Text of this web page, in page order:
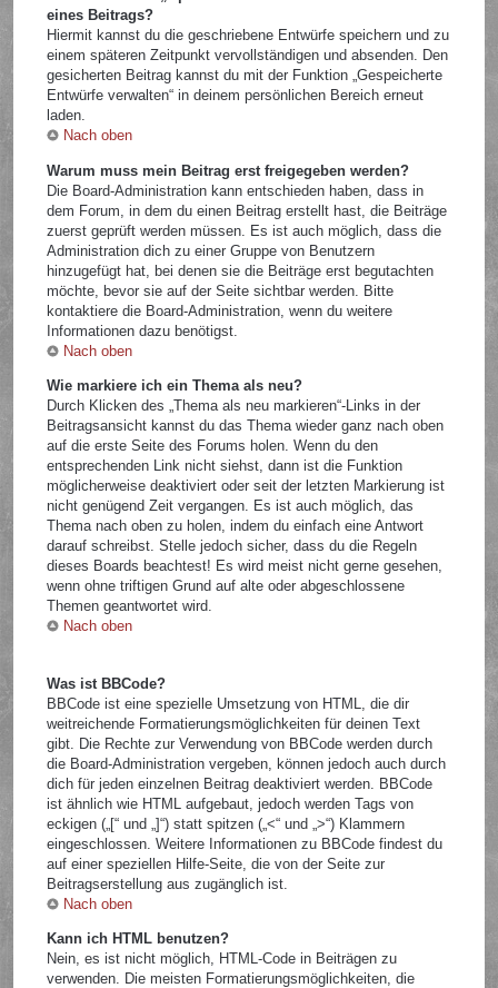
eines Beitrags?
Hiermit kannst du die geschriebene Entwürfe speichern und zu
einem späteren Zeitpunkt vervollständigen und absenden. Den
gesicherten Beitrag kannst du mit der Funktion „Gespeicherte
Entwürfe verwalten“ in deinem persönlichen Bereich erneut
laden.
Nach oben
Warum muss mein Beitrag erst freigegeben werden?
Die Board-Administration kann entschieden haben, dass in
dem Forum, in dem du einen Beitrag erstellt hast, die Beiträge
zuerst geprüft werden müssen. Es ist auch möglich, dass die
Administration dich zu einer Gruppe von Benutzern
hinzugefügt hat, bei denen sie die Beiträge erst begutachten
möchte, bevor sie auf der Seite sichtbar werden. Bitte
kontaktiere die Board-Administration, wenn du weitere
Informationen dazu benötigst.
Nach oben
Wie markiere ich ein Thema als neu?
Durch Klicken des „Thema als neu markieren“-Links in der
Beitragsansicht kannst du das Thema wieder ganz nach oben
auf die erste Seite des Forums holen. Wenn du den
entsprechenden Link nicht siehst, dann ist die Funktion
möglicherweise deaktiviert oder seit der letzten Markierung ist
nicht genügend Zeit vergangen. Es ist auch möglich, das
Thema nach oben zu holen, indem du einfach eine Antwort
darauf schreibst. Stelle jedoch sicher, dass du die Regeln
dieses Boards beachtest! Es wird meist nicht gerne gesehen,
wenn ohne triftigen Grund auf alte oder abgeschlossene
Themen geantwortet wird.
Nach oben
Was ist BBCode?
BBCode ist eine spezielle Umsetzung von HTML, die dir
weitreichende Formatierungsmöglichkeiten für deinen Text
gibt. Die Rechte zur Verwendung von BBCode werden durch
die Board-Administration vergeben, können jedoch auch durch
dich für jeden einzelnen Beitrag deaktiviert werden. BBCode
ist ähnlich wie HTML aufgebaut, jedoch werden Tags von
eckigen („[“ und „]“) statt spitzen („<“ und „>“) Klammern
eingeschlossen. Weitere Informationen zu BBCode findest du
auf einer speziellen Hilfe-Seite, die von der Seite zur
Beitragserstellung aus zugänglich ist.
Nach oben
Kann ich HTML benutzen?
Nein, es ist nicht möglich, HTML-Code in Beiträgen zu
verwenden. Die meisten Formatierungsmöglichkeiten, die